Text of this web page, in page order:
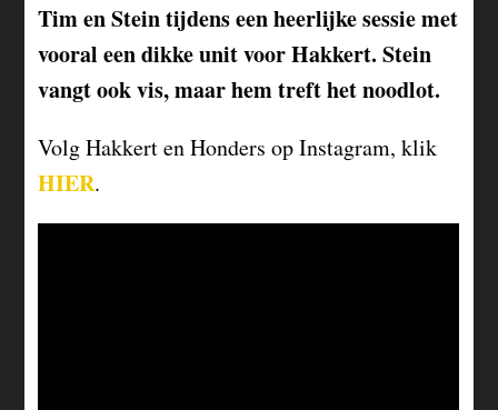
Tim en Stein tijdens een heerlijke sessie met
vooral een dikke unit voor Hakkert. Stein
vangt ook vis, maar hem treft het noodlot.
Volg Hakkert en Honders op Instagram, klik
HIER.